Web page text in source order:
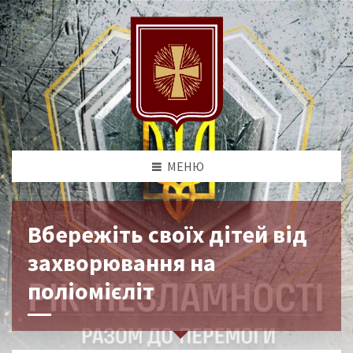
МЕНЮ
Вбережіть своїх дітей від
захворювання на
поліомієліт